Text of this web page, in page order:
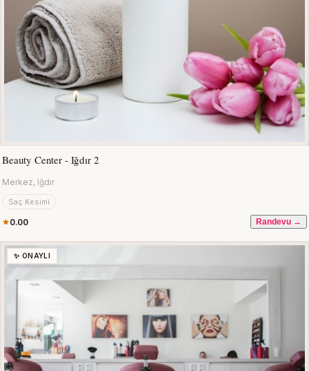
Beauty Center - Iğdır 2
Merkez, Iğdır
Saç Kesimi
0.00 Randevu →
✨ ONAYLI